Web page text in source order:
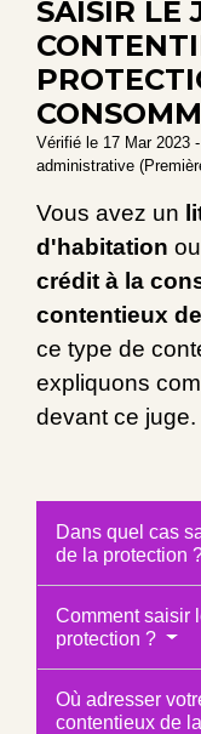
SAISIR LE
Vérifié le 17 Mar 2023
administrative
Vous avez un
d'habitation
crédit à la
contentieux
ce type de
expliquons
devant ce juge.
Dans quel cas
de la protection
Comment saisir
protection ?
Où adresser
contentieux de